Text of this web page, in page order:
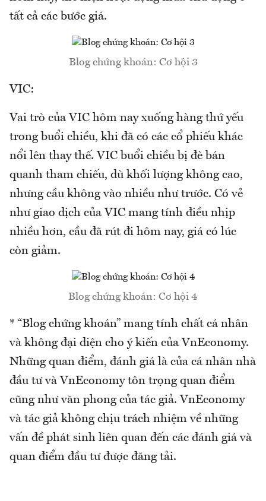
tất cả các bước giá.
Blog chứng khoán: Cơ hội 3
VIC:
Vai trò của VIC hôm nay xuống hàng thứ yếu
trong buổi chiều, khi đã có các cổ phiếu khác
nổi lên thay thế. VIC buổi chiều bị đè bán
quanh tham chiếu, dù khối lượng không cao,
nhưng cầu không vào nhiều như trước. Có vẻ
như giao dịch của VIC mang tính điều nhịp
nhiều hơn, cầu đã rút đi hôm nay, giá có lúc
còn giảm.
Blog chứng khoán: Cơ hội 4
* “Blog chứng khoán” mang tính chất cá nhân
và không đại diện cho ý kiến của VnEconomy.
Những quan điểm, đánh giá là của cá nhân nhà
đầu tư và VnEconomy tôn trọng quan điểm
cũng như văn phong của tác giả. VnEconomy
và tác giả không chịu trách nhiệm về những
vấn đề phát sinh liên quan đến các đánh giá và
quan điểm đầu tư được đăng tải.